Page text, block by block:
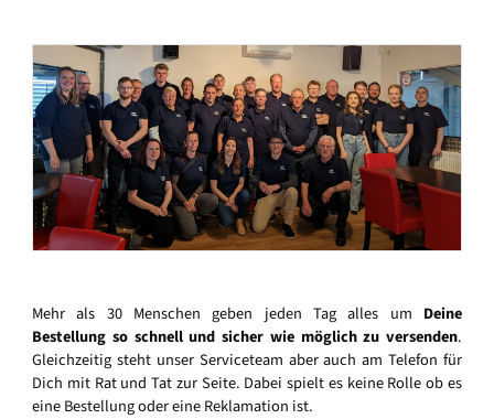
Mehr als 30 Menschen geben jeden Tag alles um Deine
Bestellung so schnell und sicher wie möglich zu versenden.
Gleichzeitig steht unser Serviceteam aber auch am Telefon für
Dich mit Rat und Tat zur Seite. Dabei spielt es keine Rolle ob es
eine Bestellung oder eine Reklamation ist.